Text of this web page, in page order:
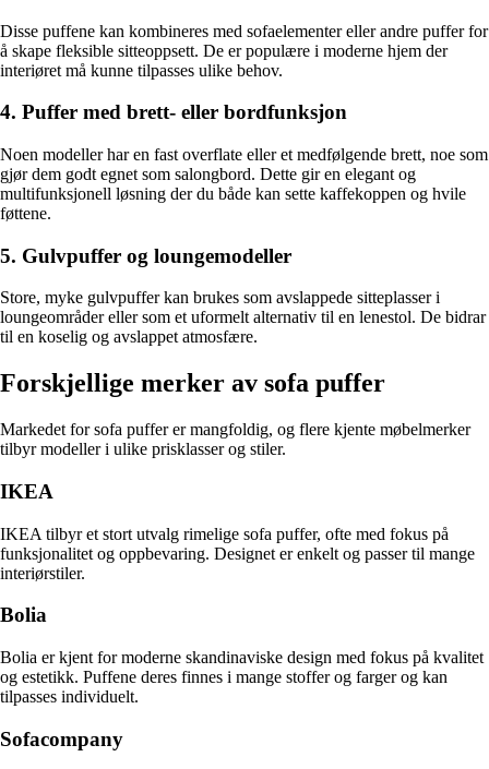
Disse puffene kan kombineres med sofaelementer eller andre puffer for
å skape fleksible sitteoppsett. De er populære i moderne hjem der
interiøret må kunne tilpasses ulike behov.
4. Puffer med brett- eller bordfunksjon
Noen modeller har en fast overflate eller et medfølgende brett, noe som
gjør dem godt egnet som salongbord. Dette gir en elegant og
multifunksjonell løsning der du både kan sette kaffekoppen og hvile
føttene.
5. Gulvpuffer og loungemodeller
Store, myke gulvpuffer kan brukes som avslappede sitteplasser i
loungeområder eller som et uformelt alternativ til en lenestol. De bidrar
til en koselig og avslappet atmosfære.
Forskjellige merker av sofa puffer
Markedet for sofa puffer er mangfoldig, og flere kjente møbelmerker
tilbyr modeller i ulike prisklasser og stiler.
IKEA
IKEA tilbyr et stort utvalg rimelige sofa puffer, ofte med fokus på
funksjonalitet og oppbevaring. Designet er enkelt og passer til mange
interiørstiler.
Bolia
Bolia er kjent for moderne skandinaviske design med fokus på kvalitet
og estetikk. Puffene deres finnes i mange stoffer og farger og kan
tilpasses individuelt.
Sofacompany